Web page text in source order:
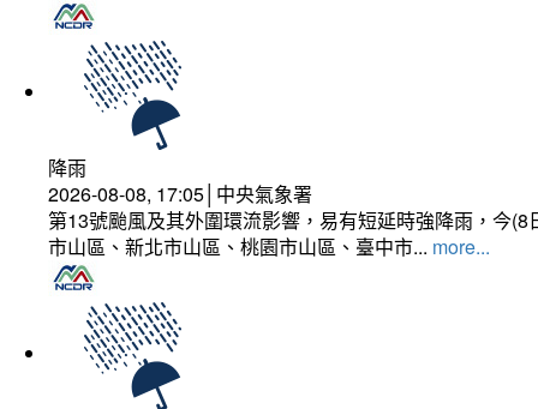
降雨
2026-08-08, 17:05│中央氣象署
第13號颱風及其外圍環流影響，易有短延時強降雨，今
市山區、新北市山區、桃園市山區、臺中市... more...